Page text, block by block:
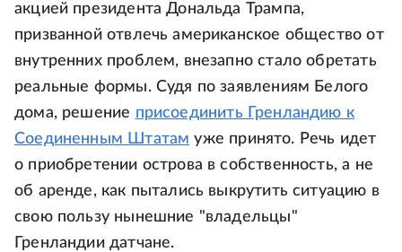
акцией президента Дональда Трампа,
призванной отвлечь американское общество от
внутренних проблем, внезапно стало обретать
реальные формы. Судя по заявлениям Белого
дома, решение присоединить Гренландию к
Соединенным Штатам уже принято. Речь идет
о приобретении острова в собственность, а не
об аренде, как пытались выкрутить ситуацию в
свою пользу нынешние "владельцы"
Гренландии датчане.